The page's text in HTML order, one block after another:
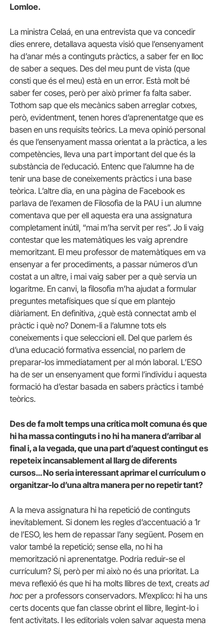
Lomloe.
La ministra Celaá, en una entrevista que va concedir
dies enrere, detallava aquesta visió que l’ensenyament
ha d’anar més a continguts pràctics, a saber fer en lloc
de saber a seques. Des del meu punt de vista (que
consti que és el meu) està en un error. Està molt bé
saber fer coses, però per això primer fa falta saber.
Tothom sap que els mecànics saben arreglar cotxes,
però, evidentment, tenen hores d’aprenentatge que es
basen en uns requisits teòrics. La meva opinió personal
és que l’ensenyament massa orientat a la pràctica, a les
competències, lleva una part important del que és la
substància de l’educació. Entenc que l’alumne ha de
tenir una base de coneixements pràctics i una base
teòrica. L’altre dia, en una pàgina de Facebook es
parlava de l’examen de Filosofia de la PAU i un alumne
comentava que per ell aquesta era una assignatura
completament inútil, “mai m’ha servit per res”. Jo li vaig
contestar que les matemàtiques les vaig aprendre
memoritzant. El meu professor de matemàtiques em va
ensenyar a fer procediments, a passar números d’un
costat a un altre, i mai vaig saber per a què servia un
logaritme. En canvi, la filosofia m’ha ajudat a formular
preguntes metafísiques que sí que em plantejo
diàriament. En definitiva, ¿què està connectat amb el
pràctic i què no? Donem-li a l’alumne tots els
coneixements i que seleccioni ell. Del que parlem és
d’una educació formativa essencial, no parlem de
preparar-los immediatament per al món laboral. L’ESO
ha de ser un ensenyament que formi l’individu i aquesta
formació ha d’estar basada en sabers pràctics i també
teòrics.
Des de fa molt temps una crítica molt comuna és que
hi ha massa continguts i no hi ha manera d’arribar al
final i, a la vegada, que una part d’aquest contingut es
repeteix incansablement al llarg de diferents
cursos… No seria interessant aprimar el currículum o
organitzar-lo d’una altra manera per no repetir tant?
A la meva assignatura hi ha repetició de continguts
inevitablement. Si donem les regles d’accentuació a 1r
de l’ESO, les hem de repassar l’any següent. Posem en
valor també la repetició; sense ella, no hi ha
memorització ni aprenentatge. Podria reduir-se el
currículum? Sí, però per mi això no és una prioritat. La
meva reflexió és que hi ha molts llibres de text, creats ad
hoc per a professors conservadors. M’explico: hi ha uns
certs docents que fan classe obrint el llibre, llegint-lo i
fent activitats. I les editorials volen salvar aquesta mena